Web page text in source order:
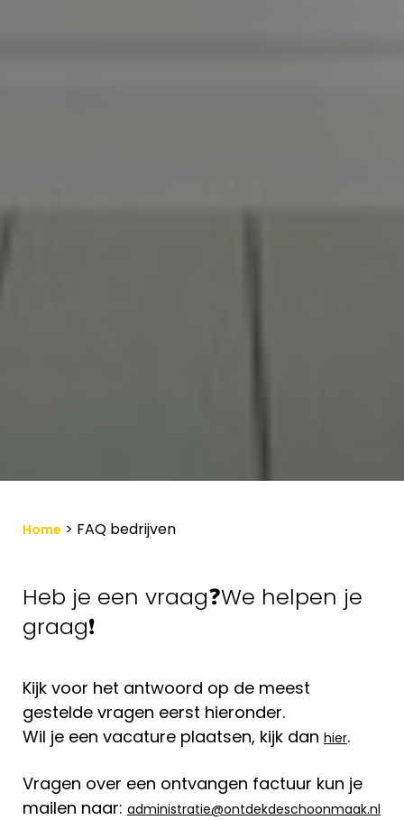
Home > FAQ bedrijven
Heb je een vraag❓We helpen je
graag❗
Kijk voor het antwoord op de meest
gestelde vragen eerst hieronder.
Wil je een vacature plaatsen, kijk dan hier.
Vragen over een ontvangen factuur kun je
mailen naar: administratie@ontdekdeschoonmaak.nl